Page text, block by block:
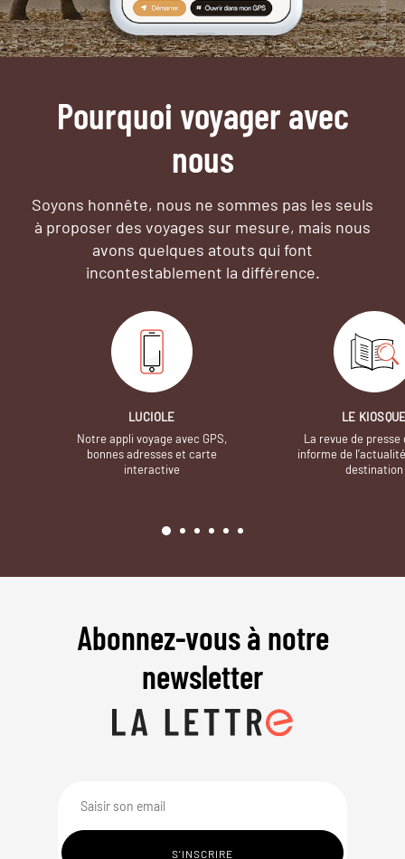
Pourquoi voyager avec
nous
Soyons honnête, nous ne sommes pas les seuls
à proposer des voyages sur mesure, mais nous
avons quelques atouts qui font
incontestablement la différence.
LUCIOLE
Notre appli voyage avec GPS,
bonnes adresses et carte
interactive
LE
La revue de presse
informe de
destination
Abonnez-vous à notre
newsletter